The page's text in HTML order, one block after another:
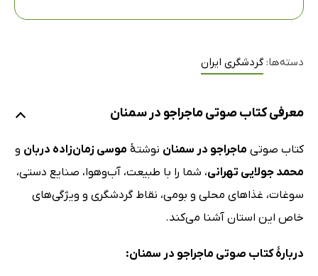
دسته‌ها: گردشگری ایران
معرفی کتاب صوتی ماجراجو در سمنان
کتاب صوتی ماجراجو در سمنان نوشتۀ موسی زمان‌زاده دربان و
محمد جولایی تهرانی، شما را با طبیعت، آب‌وهوا، صنایع دستی،
سوغات، غذاهای محلی و بومی، نقاط گردشگری و ویژگی‌های
خاص این استان آشنا می‌کند.
دربارۀ کتاب صوتی ماجراجو در سمنان: